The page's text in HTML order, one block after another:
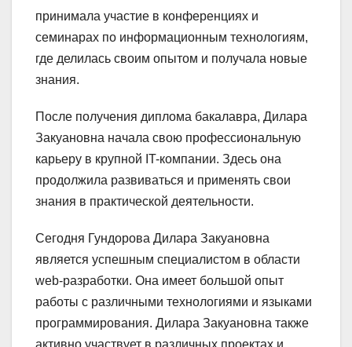
принимала участие в конференциях и
семинарах по информационным технологиям,
где делилась своим опытом и получала новые
знания.
После получения диплома бакалавра, Дилара
Закуановна начала свою профессиональную
карьеру в крупной IT-компании. Здесь она
продолжила развиваться и применять свои
знания в практической деятельности.
Сегодня Гундорова Дилара Закуановна
является успешным специалистом в области
web-разработки. Она имеет большой опыт
работы с различными технологиями и языками
программирования. Дилара Закуановна также
активно участвует в различных проектах и